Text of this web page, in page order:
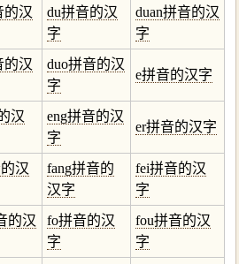
的汉
du拼音的汉
字
duan拼音的汉
字
的汉
duo拼音的汉
字
e拼音的汉字
汉
eng拼音的汉
字
er拼音的汉字
汉
fang拼音的
汉字
fei拼音的汉
字
的汉
fo拼音的汉
字
fou拼音的汉
字